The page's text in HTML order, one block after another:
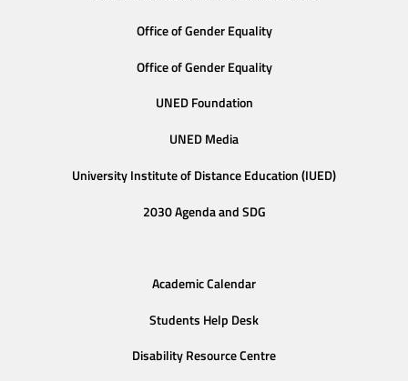
Office of Gender Equality
Office of Gender Equality
UNED Foundation
UNED Media
University Institute of Distance Education (IUED)
2030 Agenda and SDG
Academic Calendar
Students Help Desk
Disability Resource Centre